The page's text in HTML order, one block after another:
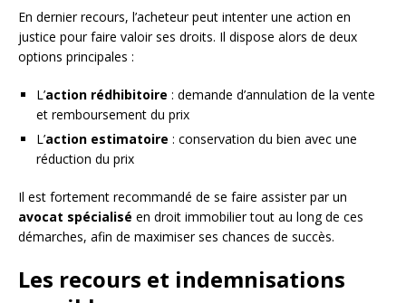
En dernier recours, l’acheteur peut intenter une action en
justice pour faire valoir ses droits. Il dispose alors de deux
options principales :
L’action rédhibitoire : demande d’annulation de la vente
et remboursement du prix
L’action estimatoire : conservation du bien avec une
réduction du prix
Il est fortement recommandé de se faire assister par un
avocat spécialisé en droit immobilier tout au long de ces
démarches, afin de maximiser ses chances de succès.
Les recours et indemnisations